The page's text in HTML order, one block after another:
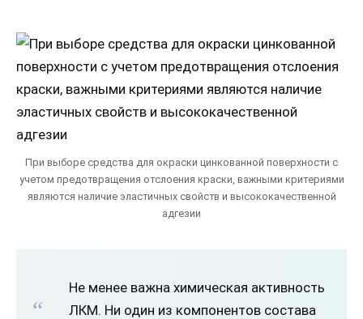
При выборе средства для окраски цинкованной поверхности с
учетом предотвращения отслоения краски, важными критериями
являются наличие эластичных свойств и высококачественной
адгезии
Не менее важна химическая активность
ЛКМ. Ни один из компонентов состава